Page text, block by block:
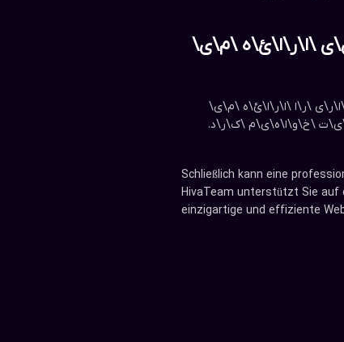
\ا\ر\ا\ئ\ه \م\ی\‌
\ر\ا \ا\ر\ا\ئ\ه \م\ی\‌
\خ\و\ا\ه\ی\م \ک\ر\د.
Schließlich kann eine
HivaTeam unterstützt Sie auf
einzigartige und effiziente